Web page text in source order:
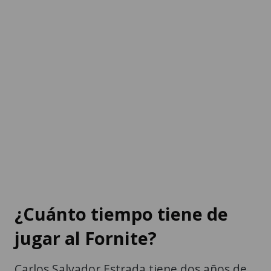
¿Cuánto tiempo tiene de
jugar al Fornite?